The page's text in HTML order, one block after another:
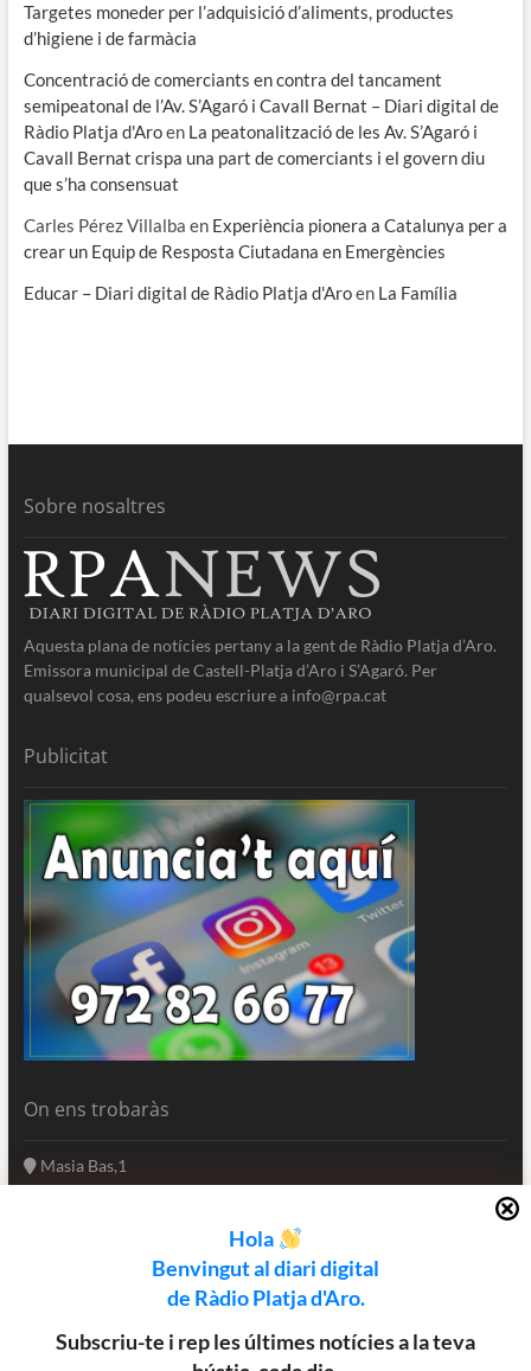
Hola
Benvingut al diari digital
de Ràdio Platja d'Aro.
Subscriu-te i rep les últimes notícies a la teva
Targetes moneder per l’adquisició d’aliments, productes
d’higiene i de farmàcia
Concentració de comerciants en contra del tancament
semipeatonal de l’Av. S’Agaró i Cavall Bernat – Diari digital de
Ràdio Platja d'Aroen La peatonalització de les Av. S’Agaró i
Cavall Bernat crispa una part de comerciants i el govern diu
que s’ha consensuat
Carles Pérez Villalba en Experiència pionera a Catalunya per a
crear un Equip de Resposta Ciutadana en Emergències
Educar – Diari digital de Ràdio Platja d'Aroen La Família
Sobre nosaltres
Aquesta plana de notícies pertany a la gent de Ràdio Platja d’Aro.
Emissora municipal de Castell-Platja d’Aro i S’Agaró. Per
qualsevol cosa, ens podeu escriure a info@rpa.cat
Publicitat
On ens trobaràs
Masia Bas,1
17250 Platja d'Aro
informatius@rpa.cat